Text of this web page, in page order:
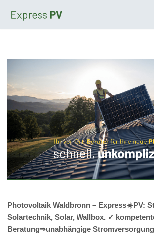
Photovoltaik Waldbronn – Express☀️PV️:
Solartechnik, Solar, Wallbox. ✓
Beratung⇒unabhängige